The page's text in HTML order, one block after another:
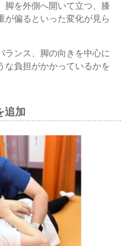
脚を外側へ開いて立つ、膝
が偏るといった変化が見ら
ランス、脚の向きを中心に
な負担がかかっているかを
追加